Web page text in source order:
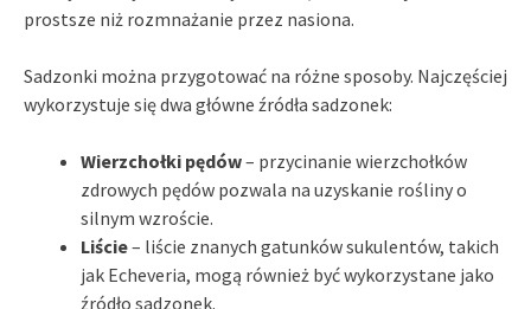
prostsze niż rozmnażanie przez nasiona.
Sadzonki można przygotować na różne sposoby. Najczęściej
wykorzystuje się dwa główne źródła sadzonek:
Wierzchołki pędów– przycinanie wierzchołków
zdrowych pędów pozwala na uzyskanie rośliny o
silnym wzroście.
Liście– liście znanych gatunków sukulentów, takich
jak Echeveria, mogą również być wykorzystane jako
źródło sadzonek.